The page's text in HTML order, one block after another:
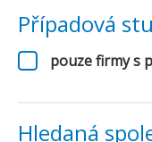
Případová
pouze firmy s
Hledaná